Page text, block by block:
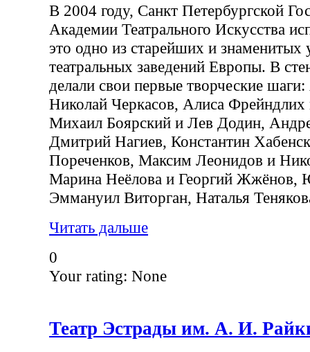
В 2004 году, Санкт Петербургской
Академии Театрального Искусства
это одно из старейших и знаменитых
театральных заведений Европы. В
делали свои первые творческие
Николай Черкасов, Алиса
Михаил Боярский и Лев Додин,
Дмитрий Нагиев, Константин
Пореченков, Максим Леонидов и
Марина Неёлова и Георгий Жжёнов,
Эммануил Виторган, Наталья
Читать дальше
0
Your rating: None
Театр Эстрады им. А. И.